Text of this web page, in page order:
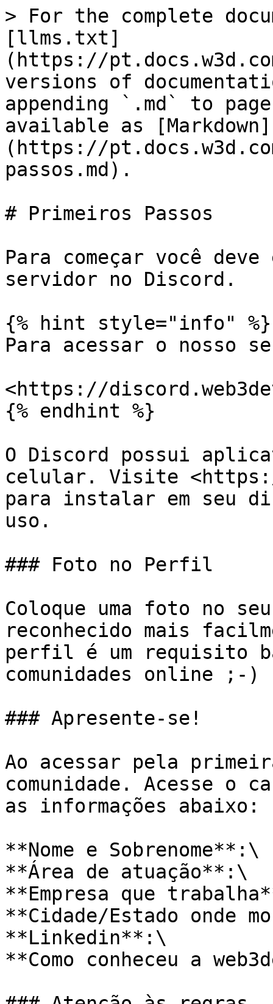
> For the complete
[llms.txt]
(https://
versions of
appending `.md` to
available as [Markdown]
(https://
passos.md).
# Primeiros Passos
Para começar você
servidor no Discord.
{% hint style="info" %}
Para acessar o nosso
<https://
{% endhint %}
O Discord possui
celular. Visite <https://
para instalar em seu
uso.
### Foto no Perfil
Coloque uma foto no
reconhecido mais
perfil é um requisito
comunidades online ;-)
### Apresente-se!
Ao acessar pela
comunidade. Acesse o
as informações abaixo:
**Nome e Sobrenome**:\
**Área de atuação**:\
**Empresa que
**Cidade/Estado onde
**Linkedin**:\
**Como conheceu a